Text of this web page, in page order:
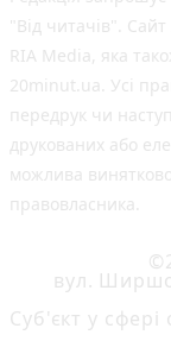
"Від читачів".
RIA Media, яка
20minut.ua. Усі
передрук чи
друкованих або
можлива
правовласника.
вул.
Cуб'єкт у